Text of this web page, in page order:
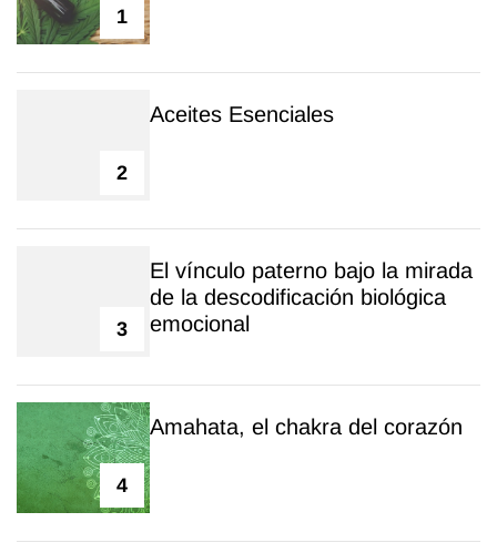
1
2
Aceites Esenciales
3
El vínculo paterno bajo la mirada
de la descodificación biológica
emocional
4
Amahata, el chakra del corazón